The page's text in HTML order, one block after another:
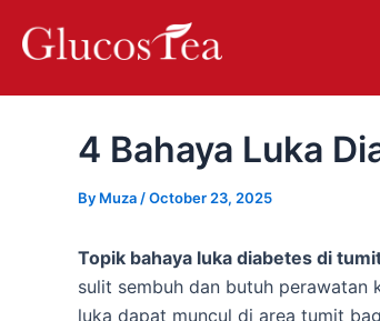
4 Bahaya Luka
By Muza /October 23, 2025
Topik bahaya luka diabetes di
sulit sembuh dan butuh perawatan
luka dapat muncul di area tumit
navigation